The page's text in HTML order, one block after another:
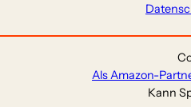
Als Amazon-
Kann